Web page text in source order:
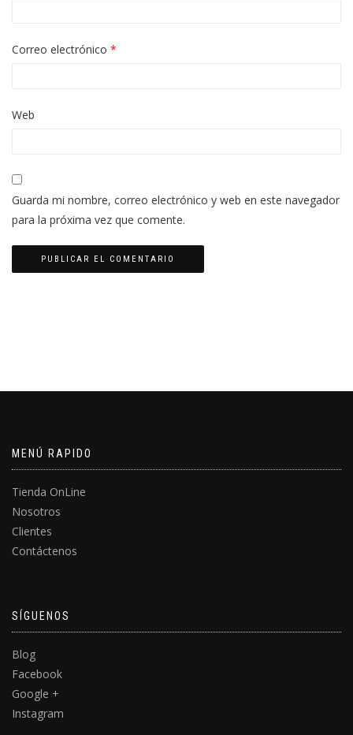
Correo electrónico *
Web
Guarda mi nombre, correo electrónico y web en este navegador
para la próxima vez que comente.
MENÚ RAPIDO
Tienda OnLine
Nosotros
Clientes
Contáctenos
SÍGUENOS
Blog
Facebook
Google +
Instagram